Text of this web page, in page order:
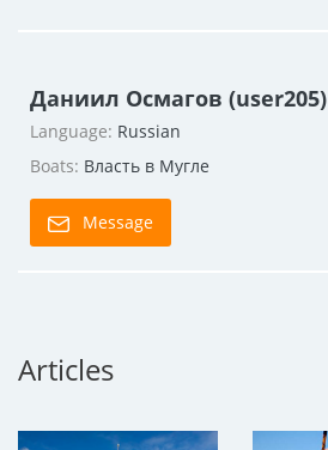
Даниил Осмагов (user205)
Language: Russian
Boats: Власть в Мугле
Message
Articles